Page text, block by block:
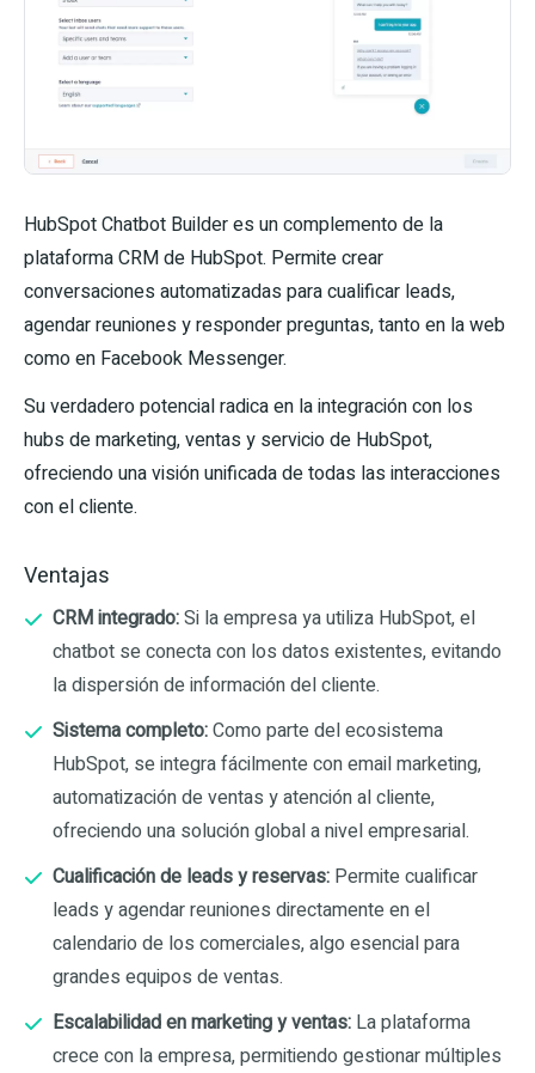
HubSpot Chatbot Builder es un complemento de la
plataforma CRM de HubSpot. Permite crear
conversaciones automatizadas para cualificar leads,
agendar reuniones y responder preguntas, tanto en la web
como en Facebook Messenger.
Su verdadero potencial radica en la integración con los
hubs de marketing, ventas y servicio de HubSpot,
ofreciendo una visión unificada de todas las interacciones
con el cliente.
Ventajas
CRM integrado:Si la empresa ya utiliza HubSpot, el
chatbot se conecta con los datos existentes, evitando
la dispersión de información del cliente.
Sistema completo:Como parte del ecosistema
HubSpot, se integra fácilmente con email marketing,
automatización de ventas y atención al cliente,
ofreciendo una solución global a nivel empresarial.
Cualificación de leads y reservas: Permite cualificar
leads y agendar reuniones directamente en el
calendario de los comerciales, algo esencial para
grandes equipos de ventas.
Escalabilidad en marketing y ventas: La plataforma
crece con la empresa, permitiendo gestionar múltiples